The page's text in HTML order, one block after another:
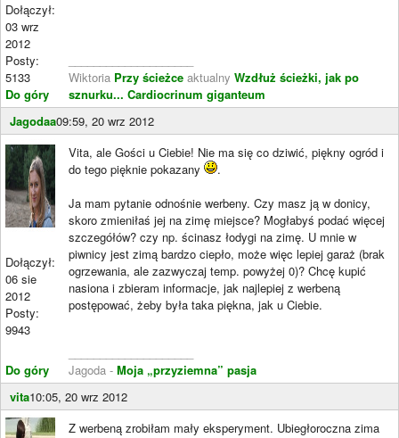
Dołączył:
03 wrz
2012
Posty:
5133
Do góry
Wiktoria Przy ścieżce aktualny Wzdłuż ścieżki, jak po
sznurku... Cardiocrinum giganteum
Jagodaa09:59, 20 wrz 2012
Dołączył:
06 sie
2012
Posty:
9943
Do góry
Vita, ale Gości u Ciebie! Nie ma się co dziwić, piękny ogród i
do tego pięknie pokazany
.
Ja mam pytanie odnośnie werbeny. Czy masz ją w donicy,
skoro zmieniłaś jej na zimę miejsce? Mogłabyś podać więcej
szczegółów? czy np. ścinasz łodygi na zimę. U mnie w
piwnicy jest zimą bardzo ciepło, może więc lepiej garaż (brak
ogrzewania, ale zazwyczaj temp. powyżej 0)? Chcę kupić
nasiona i zbieram informacje, jak najlepiej z werbeną
postępować, żeby była taka piękna, jak u Ciebie.
Jagoda - Moja „przyziemna” pasja
vita10:05, 20 wrz 2012
Z werbeną zrobiłam mały eksperyment. Ubiegłoroczna zima